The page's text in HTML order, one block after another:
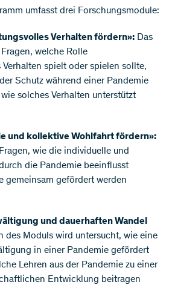
umfasst drei Forschungsmodule:
Verhalten fördern»: Das
welche Rolle
spielt oder spielen sollte,
Schutz während einer Pandemie
solches Verhalten unterstützt
und kollektive Wohlfahrt fördern»:
wie die individuelle und
die Pandemie beeinflusst
gemeinsam gefördert werden
und dauerhaften Wandel
des Moduls wird untersucht, wie eine
in einer Pandemie gefördert
Lehren aus der Pandemie zu einer
Entwicklung beitragen